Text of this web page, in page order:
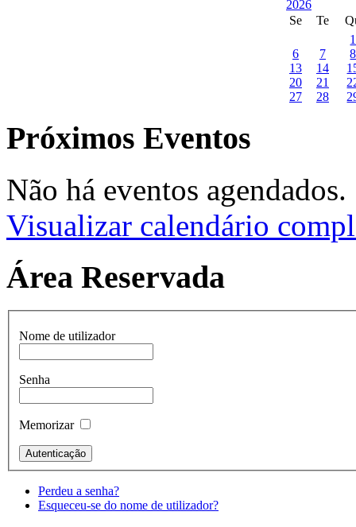
Se Te
1
6
7
8
13
14
20
21
27
28
Próximos Eventos
Não há eventos agendados.
Visualizar calendário
Área Reservada
Nome de utilizador
Senha
Memorizar
Perdeu a senha?
Esqueceu-se do nome de utilizador?